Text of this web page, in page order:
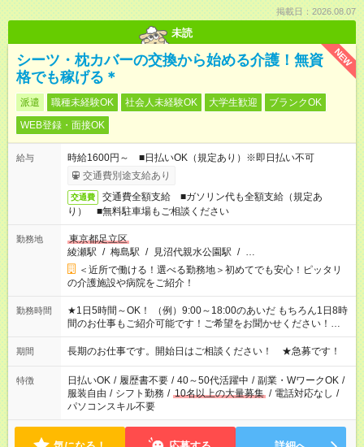
掲載日：2026.08.07
未読
NEW
シーツ・枕カバーの交換から始める介護！無資
格でも稼げる＊
派遣 職種未経験OK 社会人未経験OK 大学生歓迎
ブランクOK
WEB登録・面接OK
給与
時給1600円～ ■日払いOK（規定あり）※即日払い不可
交通費別途支給あり
交通費
交通費全額支給 ■ガソリン代も全額支給（規定あ
り） ■無料駐車場もご相談ください
勤務地
東京都足立区
綾瀬駅 / 梅島駅 / 見沼代親水公園駅 / …
＜近所で働ける！選べる勤務地＞初めてでも安心！ピッタリ
の介護施設や病院をご紹介！
勤務時間
★1日5時間～OK！ （例）9:00～18:00のあいだ もちろん1日8時
間のお仕事もご紹介可能です！ご希望をお聞かせください！★家
庭の都合でお休みが必要な場合も遠慮なくご相談ください。 ※
週最低15時間以上の勤務が必要です
期間 長期のお仕事です。開始日はご相談ください！ ★急募です！
特徴 日払いOK / 履歴書不要 / 40～50代活躍中 / 副業・WワークOK /
服装自由 / シフト勤務 / 10名以上の大量募集 / 電話対応なし /
パソコンスキル不要